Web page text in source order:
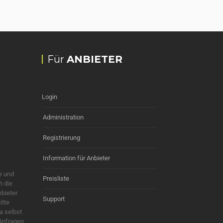
und
die
selbst
Für ANBIETER
Login
Administration
Registrierung
Information für Anbieter
Preisliste
Support